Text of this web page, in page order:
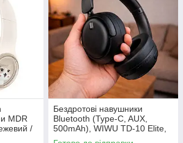
MDR
/
Бездротові навушники
Bluetooth (Type-C, AUX,
500mAh), WIWU TD-10 Elite,
чорний / Накладні навушники